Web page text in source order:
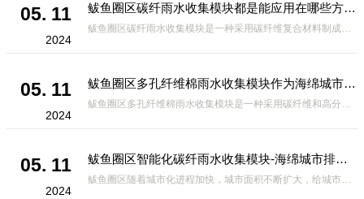
05. 11
2024
鲅鱼圈区碳纤雨水收集模块都是能应用在哪些方面？
鲅鱼圈区碳纤雨水收集模块是一种采用碳纤维复合材料制成的雨水收集装置，具有*、环保、可持续等诸多优点。这种模块的设计独特，结构轻巧且强度高，耐腐蚀，能够在各种环境条件下稳定运行。其广泛的应用领域不仅体现在城市规
05. 11
2024
鲅鱼圈区多孔纤维棉雨水收集模块作为海绵城市建设中的一种创新材料
鲅鱼圈区多孔纤维棉雨水收集模块是一种采用碳纤维和高分子材料复合而成的新型材料。它拥有高度多孔的结构，能够有效吸收和储存雨水，同时利用其独特的导流设计，将雨水迅速排出，有效防止城市内涝的发生。此外，该材料还具有
05. 11
2024
鲅鱼圈区智能化碳纤雨水收集模块-海绵城市排水蓄水系统的优选项
鲅鱼圈区随着城市化进程加快，城市面积不断扩大，给城市带来的问题也随之增加。其中之一就是水资源的短缺。雨水收集是一种解决城市水资源短缺的有效途径。在雨水收集技术中，智能化碳纤雨水收集模块的出现，为解决城市水资源